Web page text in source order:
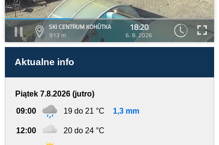
SKI CENTRUM KOHÚTKA
913 m
18:20
6. 8. 2026
Aktualne info
Piątek 7.8.2026 (jutro)
09:00 19 do 21 °C 1,3 mm
12:00 20 do 24 °C